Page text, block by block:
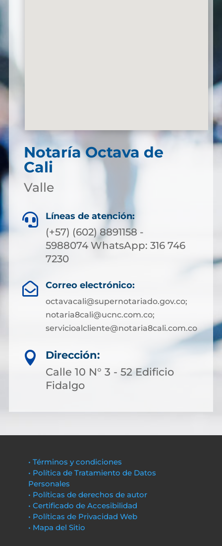
Notaría Octava de
Cali
Valle
 Líneas de atención:
(+57) (602) 8891158 -
5988074 WhatsApp: 316 746
7230
 Correo electrónico:
octavacali@supernotariado.gov.co;
notaria8cali@ucnc.com.co;
servicioalcliente@notaria8cali.com.co

Dirección:
Calle 10 N° 3 - 52 Edificio
Fidalgo
• Términos y condiciones
• Política de Tratamiento de Datos
Personales
• Políticas de derechos de autor
• Certificado de Accesibilidad
• Políticas de Privacidad Web
• Mapa del Sitio